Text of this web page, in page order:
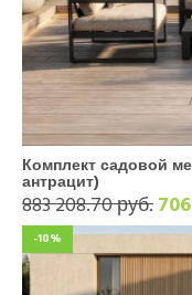
Комплект садовой
антрацит)
883 208.70 руб.
-10%